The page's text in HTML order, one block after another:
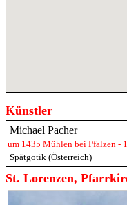
Künstler
Michael Pacher
um 1435 Mühlen bei Pfalzen -
Spätgotik (Österreich)
St. Lorenzen,